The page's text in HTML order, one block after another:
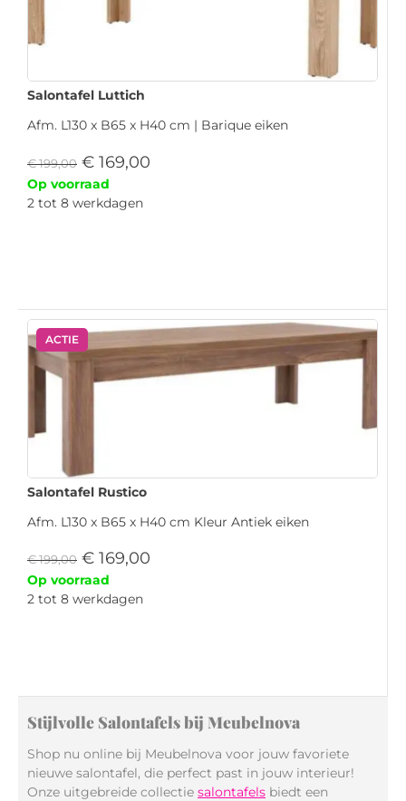
Salontafel Luttich
Afm. L130 x B65 x H40 cm | Barique eiken
€199,00 € 169,00
Op voorraad
2 tot 8 werkdagen
ACTIE
Salontafel Rustico
Afm. L130 x B65 x H40 cm Kleur Antiek eiken
€199,00 € 169,00
Op voorraad
2 tot 8 werkdagen
Stijlvolle Salontafels bij Meubelnova
Shop nu online bij Meubelnova voor jouw favoriete
nieuwe salontafel, die perfect past in jouw interieur!
Onze uitgebreide collectie salontafels biedt een